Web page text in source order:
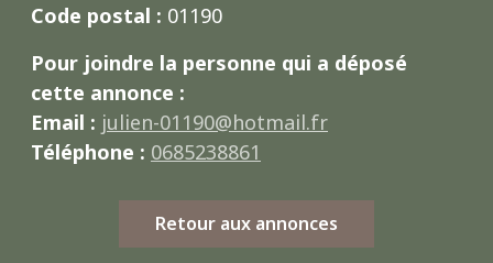
Code postal : 01190
Pour joindre la personne qui a déposé
cette annonce :
Email : julien-01190@hotmail.fr
Téléphone : 0685238861
Retour aux annonces